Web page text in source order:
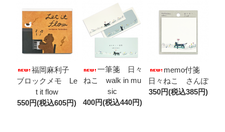
福岡麻利子
ブロックメモ Le
t it flow
550円(税込605円)
一筆箋 日々
ねこ walk in mu
sic
400円(税込440円)
memo付箋
日々ねこ さんぽ
350円(税込385円)